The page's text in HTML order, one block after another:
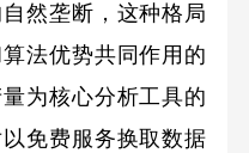
然垄断，这种格局
法优势共同作用的
为核心分析工具的
免费服务换取数据